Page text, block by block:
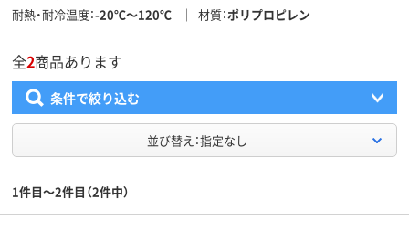
耐熱・耐冷温度 -20℃～120℃ 材質 ポリプロピレン
全2商品あります
条件で絞り込む
並び替え：指定なし
1件目～2件目（2件中）